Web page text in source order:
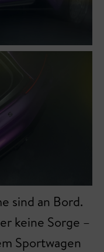
sind an Bord.
keine Sorge –
Sportwagen